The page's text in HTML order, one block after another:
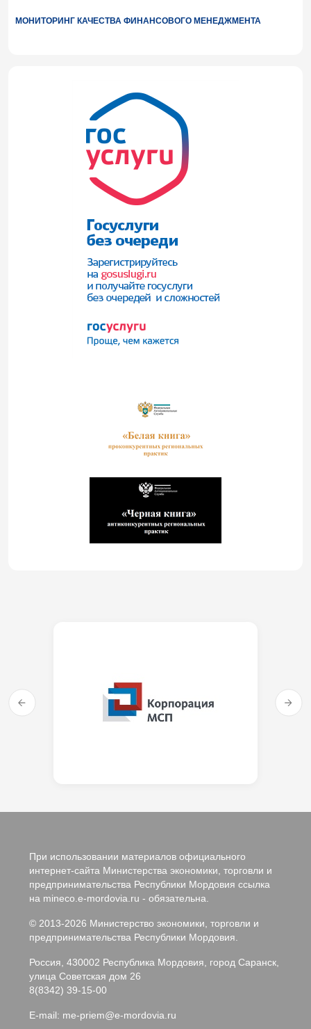
МОНИТОРИНГ КАЧЕСТВА ФИНАНСОВОГО МЕНЕДЖМЕНТА
При использовании материалов официального
интернет-сайта Министерства экономики, торговли и
предпринимательства Республики Мордовия ссылка
на mineco.e-mordovia.ru - обязательна.
© 2013-2026 Министерство экономики, торговли и
предпринимательства Республики Мордовия.
Россия, 430002 Республика Мордовия, город Саранск,
улица Советская дом 26
8(8342) 39-15-00
E-mail: me-priem@e-mordovia.ru